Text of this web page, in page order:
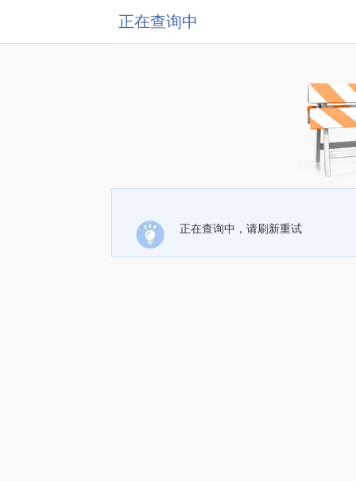
正在查询中
正在查询中，请刷新重试